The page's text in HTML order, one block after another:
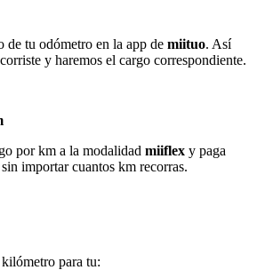
de tu odómetro en la app de miituo. Así
y haremos el cargo correspondiente.
por km a la modalidad miiflex y paga
importar cuantos km recorras.
para tu: